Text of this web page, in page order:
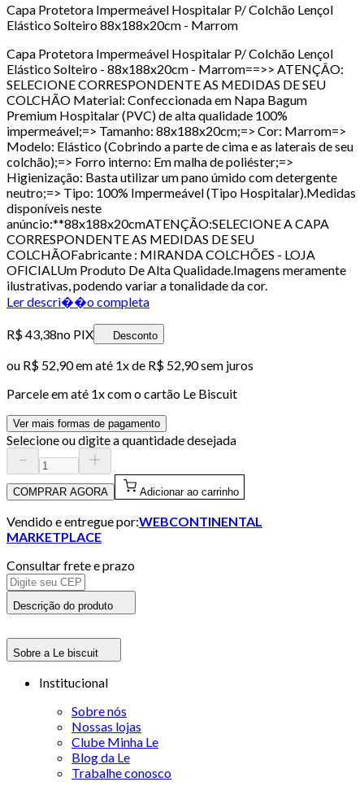
Capa Protetora Impermeável Hospitalar P/ Colchão Lençol
Elástico Solteiro 88x188x20cm - Marrom
Capa Protetora Impermeável Hospitalar P/ Colchão Lençol
Elástico Solteiro - 88x188x20cm - Marrom==>> ATENÇÂO:
SELECIONE CORRESPONDENTE AS MEDIDAS DE SEU
COLCHÃO Material: Confeccionada em Napa Bagum
Premium Hospitalar (PVC) de alta qualidade 100%
impermeável;=> Tamanho: 88x188x20cm;=> Cor: Marrom=>
Modelo: Elástico (Cobrindo a parte de cima e as laterais de seu
colchão);=> Forro interno: Em malha de poliéster;=>
Higienização: Basta utilizar um pano úmido com detergente
neutro;=> Tipo: 100% Impermeável (Tipo Hospitalar).Medidas
disponíveis neste
anúncio:**88x188x20cmATENÇÃO:SELECIONE A CAPA
CORRESPONDENTE AS MEDIDAS DE SEU
COLCHÃOFabricante : MIRANDA COLCHÕES - LOJA
OFICIALUm Produto De Alta Qualidade.Imagens meramente
ilustrativas, podendo variar a tonalidade da cor.
Ler descri��o completa
R$ 43,38no PIX Desconto
ou R$ 52,90em até 1x de R$ 52,90sem juros
Parcele em até 1x com o cartão Le Biscuit
Ver mais formas de pagamento
Selecione ou digite a quantidade desejada
COMPRAR AGORA Adicionar ao carrinho
Vendido e entregue por:WEBCONTINENTAL
MARKETPLACE
Consultar frete e prazo
Descrição do produto
Sobre a Le biscuit
Institucional
Sobre nós
Nossas lojas
Clube Minha Le
Blog da Le
Trabalhe conosco